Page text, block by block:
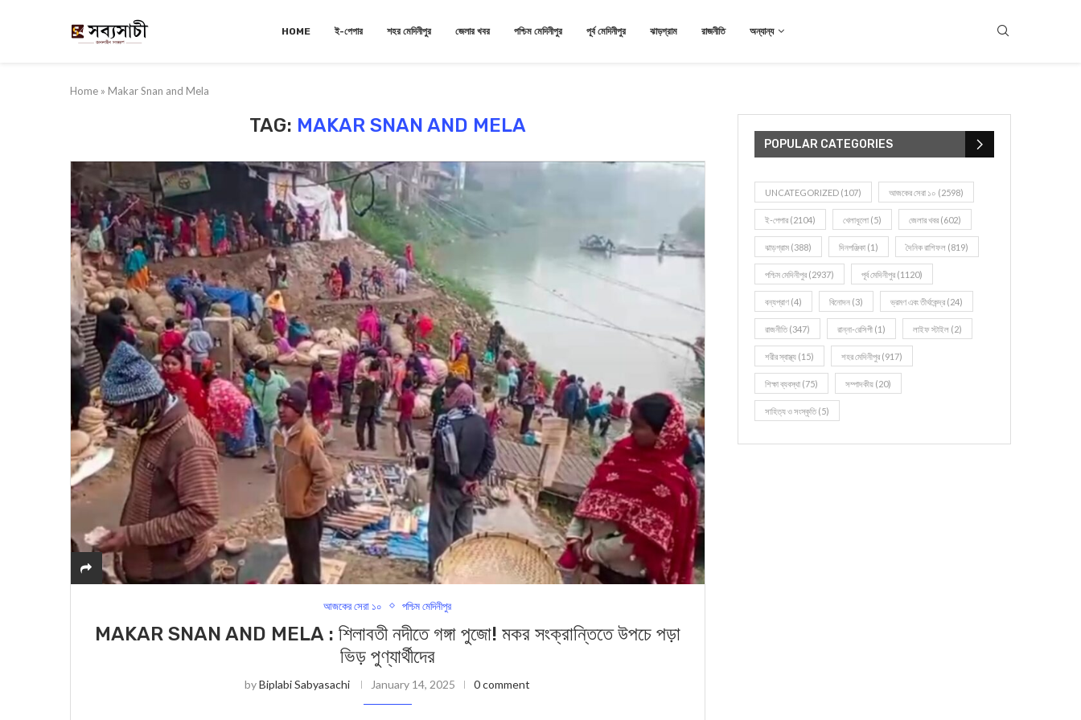
HOME ই-পেপার শহর মেদিনীপুর জেলার খবর পশ্চিম মেদিনীপুর পূর্ব মেদিনীপুর ঝাড়গ্রাম রাজনীতি অন্যান্য
Home » Makar Snan and Mela
TAG: MAKAR SNAN AND MELA
আজকের সেরা ১০ পশ্চিম মেদিনীপুর
MAKAR SNAN AND MELA : শিলাবতী নদীতে গঙ্গা পুজো! মকর সংক্রান্তিতে উপচে পড়া
ভিড় পুণ্যার্থীদের
byBiplabi Sabyasachi January 14, 2025 0 comment
POPULAR CATEGORIES
UNCATEGORIZED (107) আজকের সেরা ১০ (2598)
ই-পেপার (2104) খেলাধূলো (5) জেলার খবর (602)
ঝাড়গ্রাম (388) দিনপঞ্জিকা (1) দৈনিক রাশিফল (819)
পশ্চিম মেদিনীপুর (2937) পূর্ব মেদিনীপুর (1120)
বন্যপ্রাণ (4) বিনোদন (3) ভ্রমণ এবং তীর্থকেন্দ্র (24)
রাজনীতি(347) রান্না-রেসিপী (1) লাইফ স্টাইল (2)
শরীর স্বাস্থ্য (15) শহর মেদিনীপুর (917)
শিক্ষা ব্যবস্থা (75) সম্পাদকীয় (20)
সাহিত্য ও সংস্কৃতি(5)